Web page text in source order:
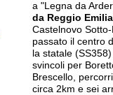
a "Legna da
da Reggio Emilia
Castelnovo
passato il centro
la statale
svincoli per
Brescello,
circa 2km e sei